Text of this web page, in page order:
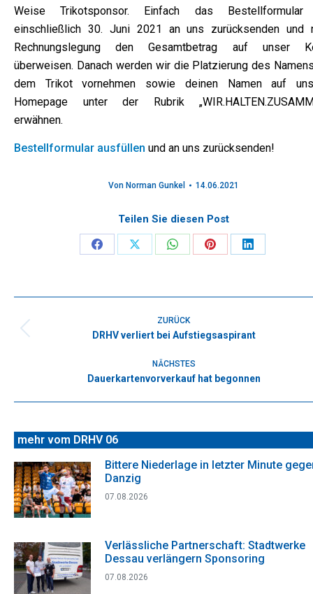
Weise Trikotsponsor. Einfach das
einschließlich 30. Juni 2021 an uns zurücksenden und
Rechnungslegung den Gesamtbetrag auf unser
überweisen. Danach werden wir die Platzierung des
dem Trikot vornehmen sowie deinen Namen auf
Homepage unter der Rubrik
erwähnen.
Bestellformular ausfüllen und an uns zurücksenden!
Von Norman Gunkel 14.06.2021
Teilen Sie diesen Post
Share
Facebook
Share
X
Share
WhatsApp
Share
Pinterest
Share
LinkedIn
ZURÜCK
Vorheriger
DRHV verliert bei Aufstiegsaspirant
NÄCHSTES
Nächster
Dauerkartenvorverkauf hat begonnen
mehr vom DRHV 06
Bittere Niederlage in letzter Minute
Danzig
07.08.2026
Verlässliche Partnerschaft: Stadtwerke
Dessau verlängern Sponsoring
07.08.2026